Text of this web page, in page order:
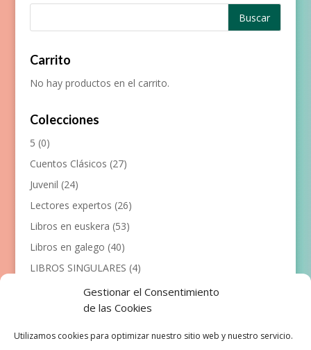
Gestionar el Consentimiento
de las Cookies
Utilizamos cookies para optimizar nuestro sitio web y nuestro servicio.
Carrito
No hay productos en el carrito.
Colecciones
5 (0)
Cuentos Clásicos (27)
Juvenil (24)
Lectores expertos (26)
Libros en euskera (53)
Libros en galego (40)
LIBROS SINGULARES (4)
Llibres en català (117)
Manualidades (53)
Primeros lectores
(101)